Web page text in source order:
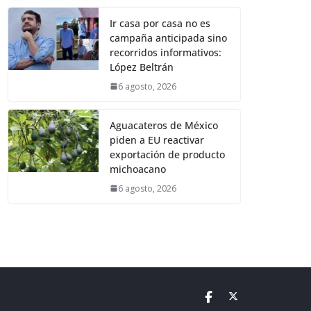
Ir casa por casa no es
campaña anticipada sino
recorridos informativos:
López Beltrán
6 agosto, 2026
Aguacateros de México
piden a EU reactivar
exportación de producto
michoacano
6 agosto, 2026